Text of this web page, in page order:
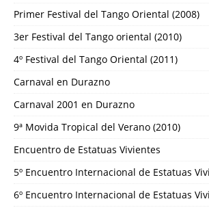
Primer Festival del Tango Oriental (2008)
3er Festival del Tango oriental (2010)
4º Festival del Tango Oriental (2011)
Carnaval en Durazno
Carnaval 2001 en Durazno
9ª Movida Tropical del Verano (2010)
Encuentro de Estatuas Vivientes
5º Encuentro Internacional de Estatuas
6º Encuentro Internacional de Estatuas